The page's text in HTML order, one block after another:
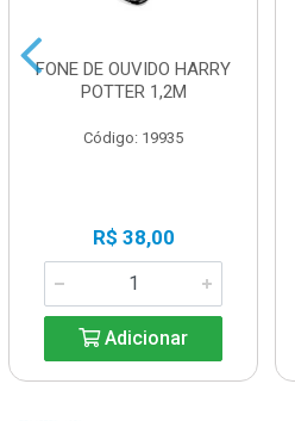
FONE DE OUVIDO HARRY
POTTER 1,2M
Código: 19935
R$ 38,00
Adicionar